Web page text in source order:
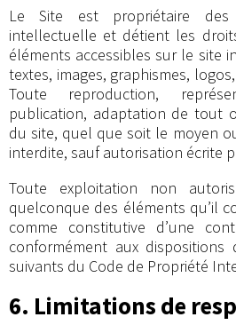
Le Site est propriétaire
intellectuelle et détient les
éléments accessibles sur le site
textes, images, graphismes,
Toute reproduction,
publication, adaptation de tout
du site, quel que soit le moyen
interdite, sauf autorisation écrite
Toute exploitation non
quelconque des éléments qu’il
comme constitutive d’une
conformément aux dispositions
suivants du Code de Propriété
6. Limitations de